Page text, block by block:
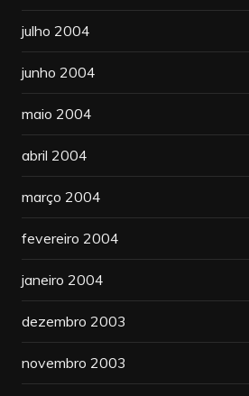
julho 2004
junho 2004
maio 2004
abril 2004
março 2004
fevereiro 2004
janeiro 2004
dezembro 2003
novembro 2003